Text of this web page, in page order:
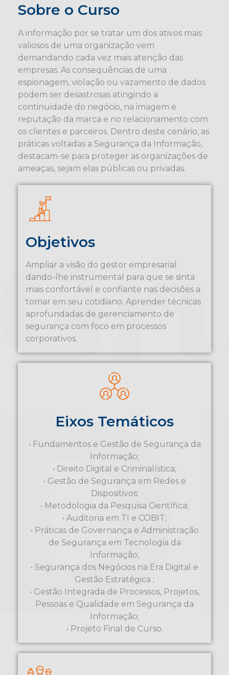
Sobre o Curso
A informação por se tratar um dos ativos mais
valiosos de uma organização vem
demandando cada vez mais atenção das
empresas. As consequências de uma
espionagem, violação ou vazamento de dados
podem ser desastrosas atingindo a
continuidade do negócio, na imagem e
reputação da marca e no relacionamento com
os clientes e parceiros. Dentro deste cenário, as
práticas voltadas a Segurança da Informação,
destacam-se para proteger as organizações de
ameaças, sejam elas públicas ou privadas.
Objetivos
Ampliar a visão do gestor empresarial
dando-lhe instrumental para que se sinta
mais confortável e confiante nas decisões a
tomar em seu cotidiano. Aprender técnicas
aprofundadas de gerenciamento de
segurança com foco em processos
corporativos.
Eixos Temáticos
• Fundamentos e Gestão de Segurança da
Informação;
• Direito Digital e Criminalística;
• Gestão de Segurança em Redes e
Dispositivos;
• Metodologia da Pesquisa Científica;
• Auditoria em TI e COBIT;
• Práticas de Governança e Administração
de Segurança em Tecnologia da
Informação;
• Segurança dos Negócios na Era Digital e
Gestão Estratégica ;
• Gestão Integrada de Processos, Projetos,
Pessoas e Qualidade em Segurança da
Informação;
• Projeto Final de Curso.